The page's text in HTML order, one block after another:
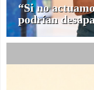
“Si no
podrían